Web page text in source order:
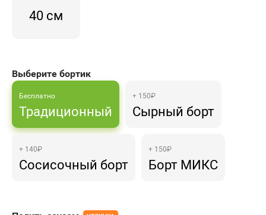
40 см
Выберите бортик
Бесплатно
Традиционный
+ 150₽
Сырный борт
+ 140₽
Сосисочный борт
+ 150₽
Борт МИКС